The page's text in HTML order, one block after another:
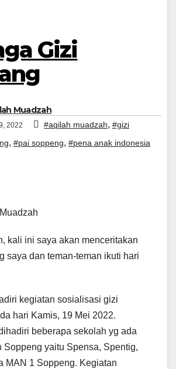
Gizi
Muadzah
2022 #aqilah muadzah, #gizi
, #pai soppeng, #pena anak indonesia
kali ini saya akan menceritakan
saya dan teman-teman ikuti hari
kegiatan sosialisasi gizi
hari Kamis, 19 Mei 2022.
beberapa sekolah yg ada
Soppeng yaitu Spensa, Spentig,
MAN 1 Soppeng. Kegiatan